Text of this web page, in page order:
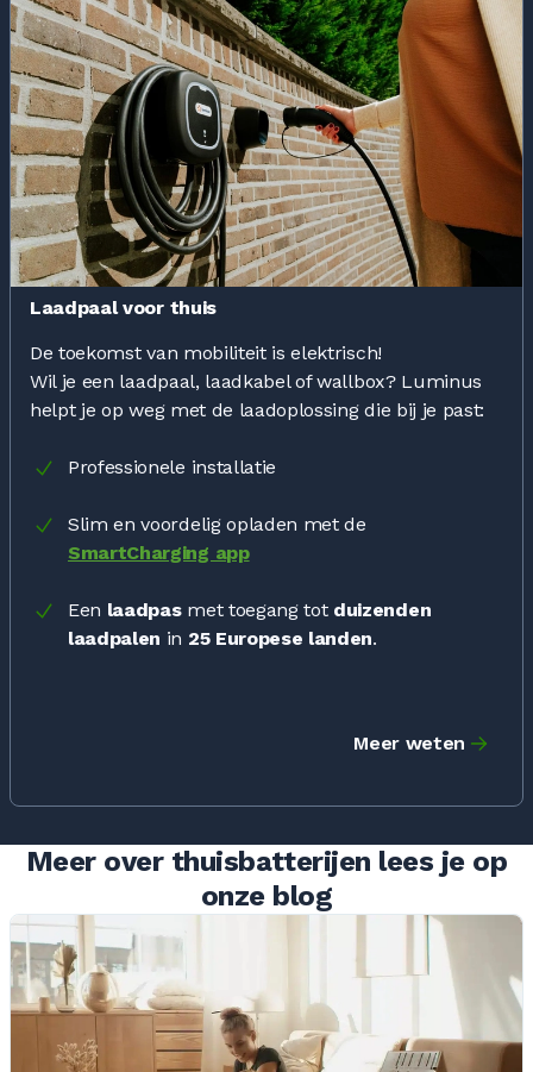
Laadpaal voor thuis
De toekomst van mobiliteit is elektrisch!
Wil je een laadpaal, laadkabel of wallbox? Luminus
helpt je op weg met de laadoplossing die bij je past:
Professionele installatie
Slim en voordelig opladen met de
SmartCharging app
Een laadpasmet toegang tot duizenden
laadpalen in 25 Europese landen.
Meer weten
Meer over thuisbatterijen lees je op
onze blog